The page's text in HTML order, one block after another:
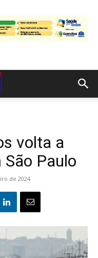
volta a
Paulo
de 2024